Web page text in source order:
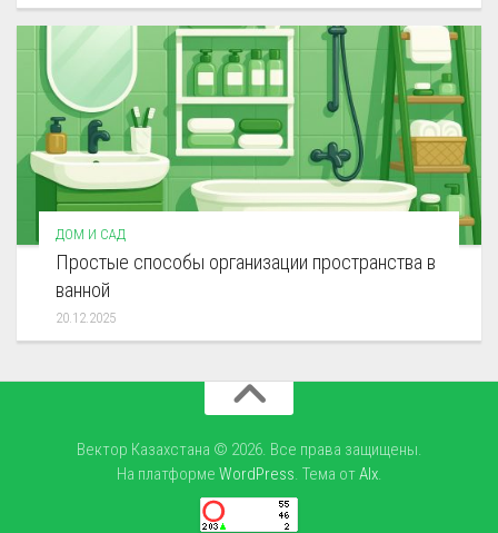
ДОМ И САД
Простые способы организации пространства в
ванной
20.12.2025
Вектор Казахстана © 2026. Все права защищены.
На платформе WordPress. Тема отAlx.